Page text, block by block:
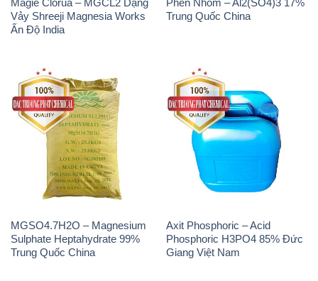
Magie Clorua – MGCL2 Dạng
Vảy Shreeji Magnesia Works
Ấn Độ India
Phèn Nhôm – Al2(SO4)3 17%
Trung Quốc China
MGSO4.7H2O – Magnesium
Sulphate Heptahydrate 99%
Trung Quốc China
Axit Phosphoric – Acid
Phosphoric H3PO4 85% Đức
Giang Việt Nam